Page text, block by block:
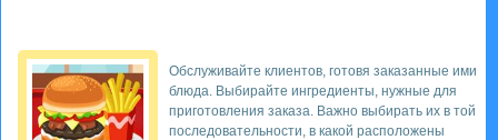
Обслуживайте клиентов, готовя заказанные ими
блюда. Выбирайте ингредиенты, нужные для
приготовления заказа. Важно выбирать их в той
последовательности, в какой расположены